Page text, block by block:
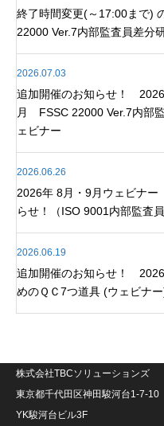
終了時間変更(～17:00まで)
22000 Ver.7内部監査員差分
2026.07.03
追加開催のお知らせ！
月 FSSC 22000 Ver.7内部
ェビナー
2026.06.26
2026年 8月・9月ウェビナ
らせ！（ISO 9001内部監査員
2026.06.19
追加開催のお知らせ！
めのＱＣ7つ道具 (ウェビナ
株式会社TBCソリューションズ
東京都千代田区神田駿河台1-7-10
YK駿河台ビル3F